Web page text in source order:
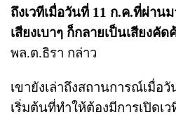
ถึงเวทีเมื่อวันที่ 11 ก.ค.ที่ผ่าน
เสียงเบาๆ ก็กลายเป็นเสียงคั
พล.ต.ธิรา กล่าว
เขายังเล่าถึงสถานการณ์เมื่อ
เริ่มต้นที่ทำให้ต้องมีการเปิดเ